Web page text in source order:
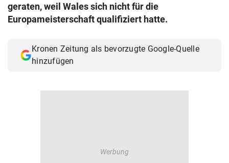
© Krone Multimedia GmbH & Co KG 2026
Muthgasse 2, 1190 Wien
geraten, weil Wales sich nicht für die
Europameisterschaft qualifiziert hatte.
Kronen Zeitung als bevorzugte Google-Quelle
hinzufügen